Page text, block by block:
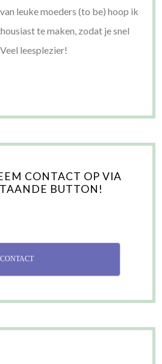
leuke moeders (to be) hoop ik
te maken, zodat je snel
leesplezier!
CONTACT OP VIA
BUTTON!
CONTACT